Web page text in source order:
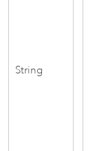
String